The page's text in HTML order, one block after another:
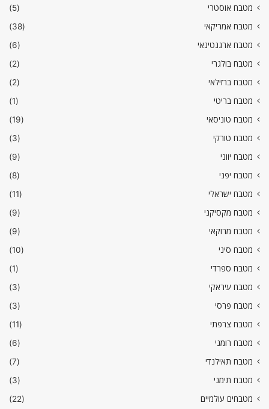
מטבח אוסטרי
(5)
מטבח אמריקאי
(38)
מטבח ארגנטינאי
(6)
מטבח בולגרי
(2)
מטבח ברזילאי
(2)
מטבח בריטי
(1)
מטבח טוניסאי
(19)
מטבח טורקי
(3)
מטבח יווני
(9)
מטבח יפני
(8)
מטבח ישראלי
(11)
מטבח מקסיקני
(9)
מטבח מרוקאי
(9)
מטבח סיני
(10)
מטבח ספרדי
(1)
מטבח עיראקי
(3)
מטבח פרסי
(3)
מטבח צרפתי
(11)
מטבח רומני
(6)
מטבח תאילנדי
(7)
מטבח תימני
(3)
מטבחים עולמיים
(22)